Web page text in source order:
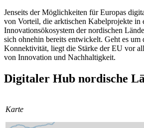
Jenseits der Möglichkeiten für Europas
von Vorteil, die arktischen Kabelprojekte in
Innovationsökosystem der nordischen
sich ohnehin bereits entwickelt. Geht es um
Konnektivität, liegt die Stärke der EU vor
von Inno­vation und Nachhaltigkeit.
Digitaler Hub nordische
Karte